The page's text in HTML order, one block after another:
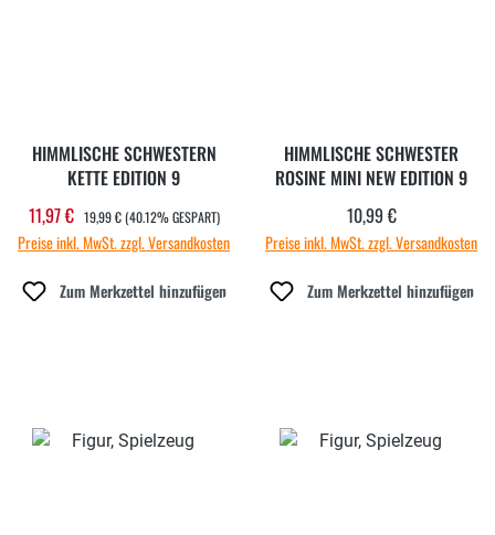
HIMMLISCHE SCHWESTERN
KETTE EDITION 9
Verkaufspreis:
11,97 € REGULÄRER PREIS:
19,99 € (40.12% GESPART)
Preise inkl. MwSt. zzgl. Versandkosten
Zum Merkzettel hinzufügen
HIMMLISCHE SCHWESTER
ROSINE MINI NEW EDITION 9
Regulärer Preis:
10,99 €
Preise inkl. MwSt. zzgl. Versandkosten
Zum Merkzettel hinzufügen